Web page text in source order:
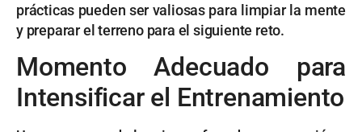
prácticas pueden ser valiosas para limpiar la mente
y preparar el terreno para el siguiente reto.
Momento Adecuado para
Intensificar el Entrenamiento